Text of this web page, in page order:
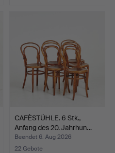
CAFÈSTÜHLE. 6 Stk.,
Anfang des 20. Jahrhun…
Beendet 6. Aug 2026
22 Gebote